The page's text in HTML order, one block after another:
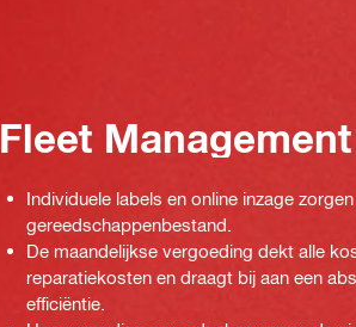
Fleet Management
Individuele labels en online inzage
gereedschappenbestand.
De maandelijkse vergoeding dekt alle
reparatiekosten en draagt bij aan een
efficiëntie.